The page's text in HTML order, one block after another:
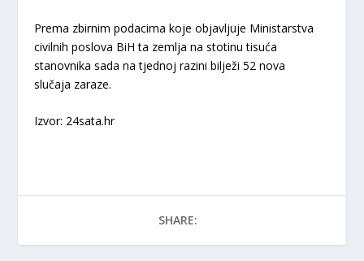
Prema zbirnim podacima koje objavljuje Ministarstva
civilnih poslova BiH ta zemlja na stotinu tisuća
stanovnika sada na tjednoj razini bilježi 52 nova
slučaja zaraze.
Izvor: 24sata.hr
SHARE: